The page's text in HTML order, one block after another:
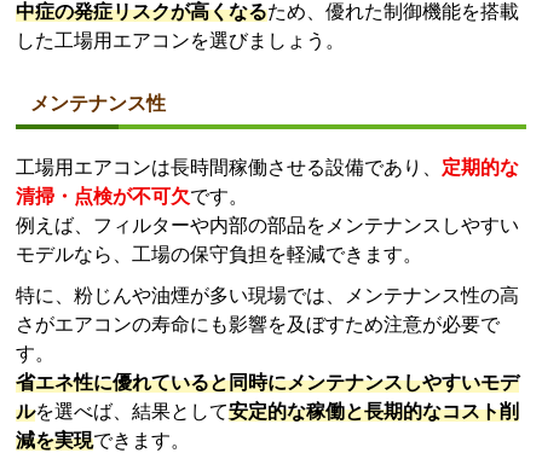
中症の発症リスクが高くなるため、優れた制御機能を搭載
した工場用エアコンを選びましょう。
メンテナンス性
工場用エアコンは長時間稼働させる設備であり、 定期的な
清掃・点検が不可欠です。
例えば、フィルターや内部の部品をメンテナンスしやすい
モデルなら、工場の保守負担を軽減できます。
特に、粉じんや油煙が多い現場では、メンテナンス性の高
さがエアコンの寿命にも影響を及ぼすため注意が必要で
す。
省エネ性に優れていると同時にメンテナンスしやすいモデ
ルを選べば、結果として安定的な稼働と長期的なコスト削
減を実現できます。